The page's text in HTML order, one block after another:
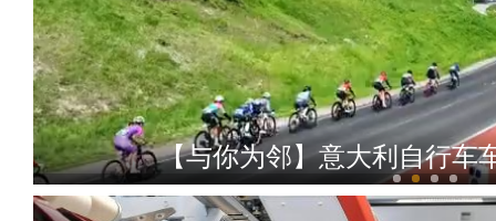
【与你为邻】意大利自行车